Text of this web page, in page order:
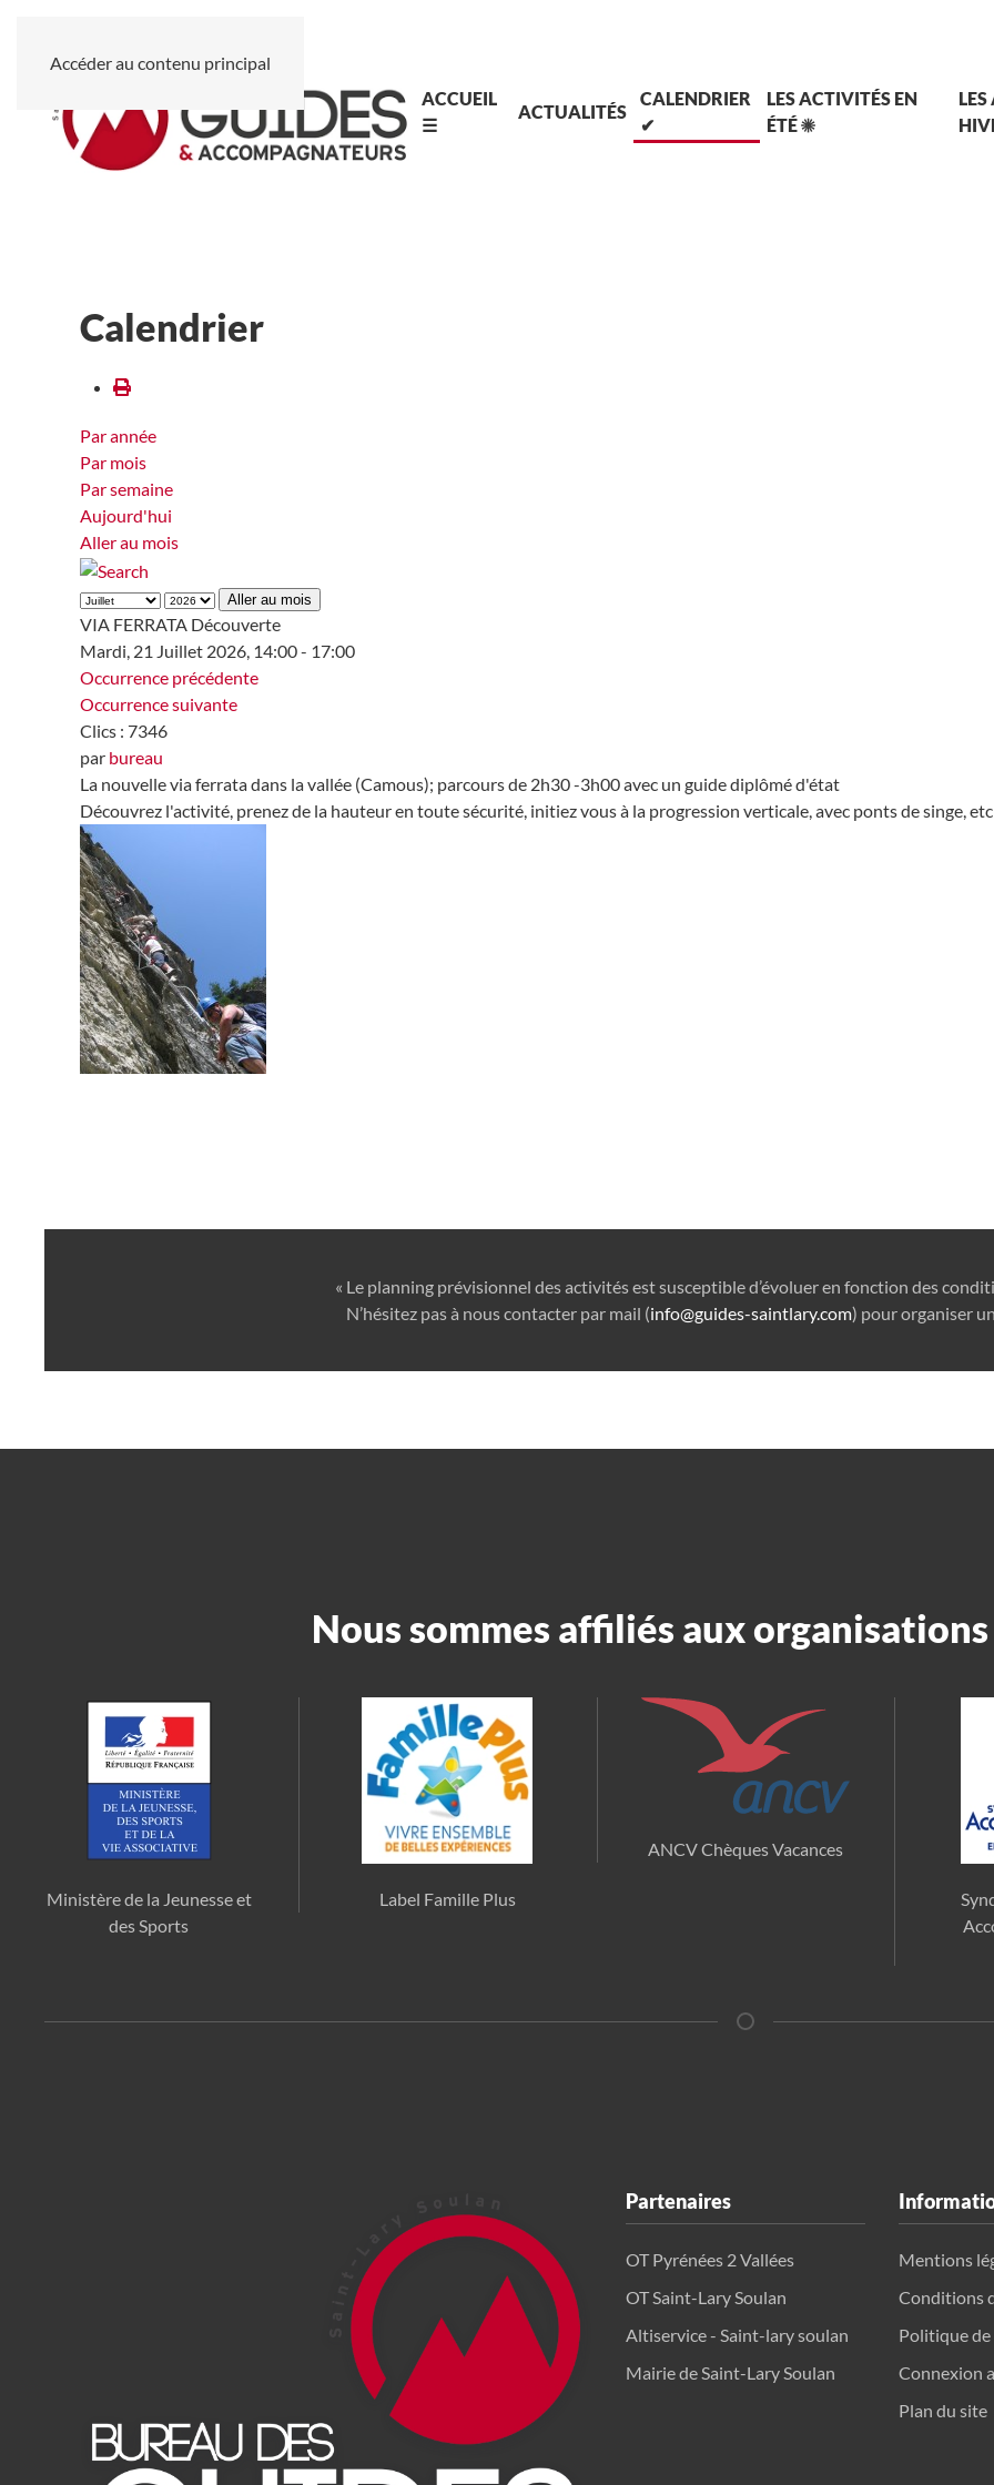
Accéder au contenu principal
ACCUEIL
☰
ACTUALITÉS
CALENDRIER
✔
LES ACTIVITÉS EN
ÉTÉ ☀
Calendrier
Par année
Par mois
Par semaine
Aujourd'hui
Aller au mois
Aller au mois
VIA FERRATA Découverte
Mardi, 21 Juillet 2026, 14:00 - 17:00
Occurrence précédente
Occurrence suivante
Clics : 7346
par bureau
La nouvelle via ferrata dans la vallée (Camous); parcours de 2h30 -3h00 avec un guide diplômé d'état
Découvrez l'activité, prenez de la hauteur en toute sécurité, initiez vous à la progression verticale, avec ponts de singe,
« Le planning prévisionnel des activités est susceptible d’évoluer en fonction des
N’hésitez pas à nous contacter par mail (info@guides-saintlary.com) pour organiser
Nous sommes affiliés aux
Ministère de la Jeunesse et
des Sports
Label Famille Plus
ANCV Chèques Vacances
Partenaires
OT Pyrénées 2 Vallées
OT Saint-Lary Soulan
Altiservice - Saint-lary soulan
Mairie de Saint-Lary Soulan
Mentions
Conditions
Politique
Connexion
Plan du site